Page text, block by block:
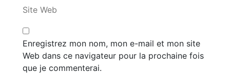
Site Web
Enregistrez mon nom, mon e-mail et mon site
Web dans ce navigateur pour la prochaine fois
que je commenterai.